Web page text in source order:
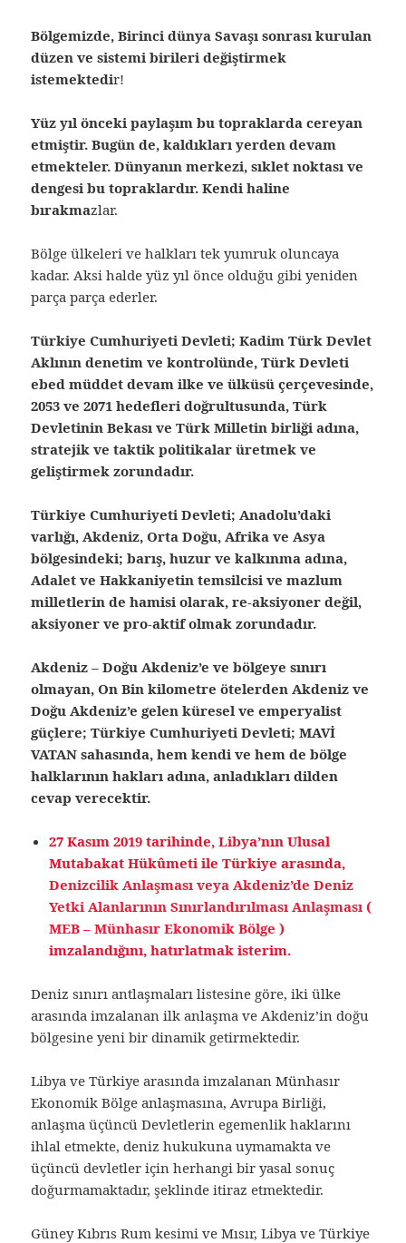
Bölgemizde, Birinci dünya Savaşı sonrası kurulan
düzen ve sistemi birileri değiştirmek
istemektedir!
Yüz yıl önceki paylaşım bu topraklarda cereyan
etmiştir. Bugün de, kaldıkları yerden devam
etmekteler. Dünyanın merkezi, sıklet noktası ve
dengesi bu topraklardır. Kendi haline
bırakmazlar.
Bölge ülkeleri ve halkları tek yumruk oluncaya
kadar. Aksi halde yüz yıl önce olduğu gibi yeniden
parça parça ederler.
Türkiye Cumhuriyeti Devleti; Kadim Türk Devlet
Aklının denetim ve kontrolünde, Türk Devleti
ebed müddet devam ilke ve ülküsü çerçevesinde,
2053 ve 2071 hedefleri doğrultusunda, Türk
Devletinin Bekası ve Türk Milletin birliği adına,
stratejik ve taktik politikalar üretmek ve
geliştirmek zorundadır.
Türkiye Cumhuriyeti Devleti; Anadolu’daki
varlığı, Akdeniz, Orta Doğu, Afrika ve Asya
bölgesindeki; barış, huzur ve kalkınma adına,
Adalet ve Hakkaniyetin temsilcisi ve mazlum
milletlerin de hamisi olarak, re-aksiyoner değil,
aksiyoner ve pro-aktif olmak zorundadır.
Akdeniz – Doğu Akdeniz’e ve bölgeye sınırı
olmayan, On Bin kilometre ötelerden Akdeniz ve
Doğu Akdeniz’e gelen küresel ve emperyalist
güçlere; Türkiye Cumhuriyeti Devleti; MAVİ
VATAN sahasında, hem kendi ve hem de bölge
halklarının hakları adına, anladıkları dilden
cevap verecektir.
27 Kasım 2019 tarihinde, Libya’nın Ulusal
Mutabakat Hükûmeti ile Türkiye arasında,
Denizcilik Anlaşması veya Akdeniz’de Deniz
Yetki Alanlarının Sınırlandırılması Anlaşması (
MEB – Münhasır Ekonomik Bölge )
imzalandığını, hatırlatmak isterim.
Deniz sınırı antlaşmaları listesine göre, iki ülke
arasında imzalanan ilk anlaşma ve Akdeniz’in doğu
bölgesine yeni bir dinamik getirmektedir.
Libya ve Türkiye arasında imzalanan Münhasır
Ekonomik Bölge anlaşmasına, Avrupa Birliği,
anlaşma üçüncü Devletlerin egemenlik haklarını
ihlal etmekte, deniz hukukuna uymamakta ve
üçüncü devletler için herhangi bir yasal sonuç
doğurmamaktadır, şeklinde itiraz etmektedir.
Güney Kıbrıs Rum kesimi ve Mısır, Libya ve Türkiye